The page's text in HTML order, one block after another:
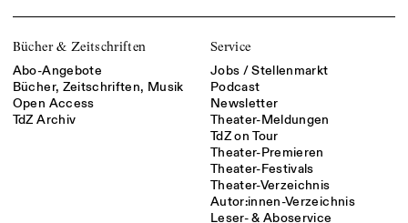
Bücher & Zeitschriften
Abo-Angebote
Bücher, Zeitschriften, Musik
Open Access
TdZ Archiv
Service
Jobs / Stellenmarkt
Podcast
Newsletter
Theater-Meldungen
TdZ on Tour
Theater-Premieren
Theater-Festivals
Theater-Verzeichnis
Autor:innen-Verzeichnis
Leser- & Aboservice